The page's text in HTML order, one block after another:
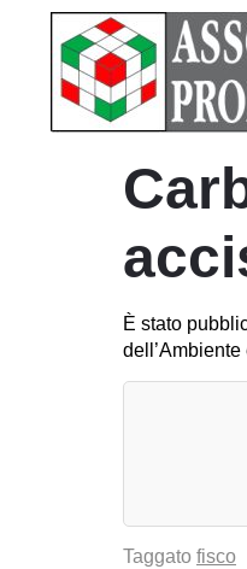
È stato
Taggato fisco